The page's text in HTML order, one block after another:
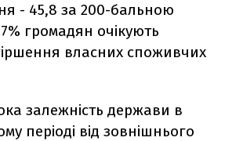
- 45,8 за 200-бальною
громадян очікують
власних споживчих
залежність держави в
періоді від зовнішнього